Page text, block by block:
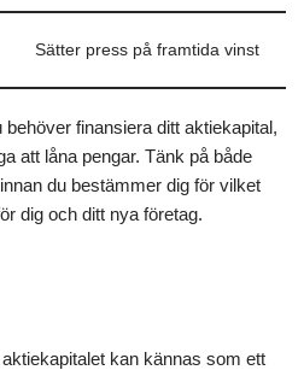
Sätter press på framtida vinst
finansiera ditt aktiekapital,
att låna pengar. Tänk på både
du bestämmer dig för vilket
dig och ditt nya företag.
kan kännas som ett